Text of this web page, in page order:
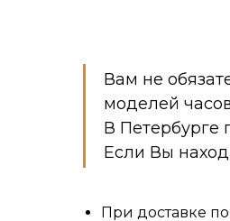
Вам не
моделей
В Петербурге
Если Вы
При доставке